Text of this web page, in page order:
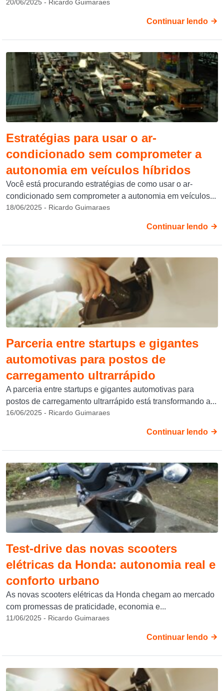
20/06/2025 - Ricardo Guimaraes
Continuar lendo
Estratégias para usar o ar-
condicionado sem comprometer a
autonomia em veículos híbridos
Você está procurando estratégias de como usar o ar-
condicionado sem comprometer a autonomia em veículos...
18/06/2025 - Ricardo Guimaraes
Continuar lendo
Parceria entre startups e gigantes
automotivas para postos de
carregamento ultrarrápido
A parceria entre startups e gigantes automotivas para
postos de carregamento ultrarrápido está transformando a...
16/06/2025 - Ricardo Guimaraes
Continuar lendo
Test-drive das novas scooters
elétricas da Honda: autonomia real e
conforto urbano
As novas scooters elétricas da Honda chegam ao mercado
com promessas de praticidade, economia e...
11/06/2025 - Ricardo Guimaraes
Continuar lendo